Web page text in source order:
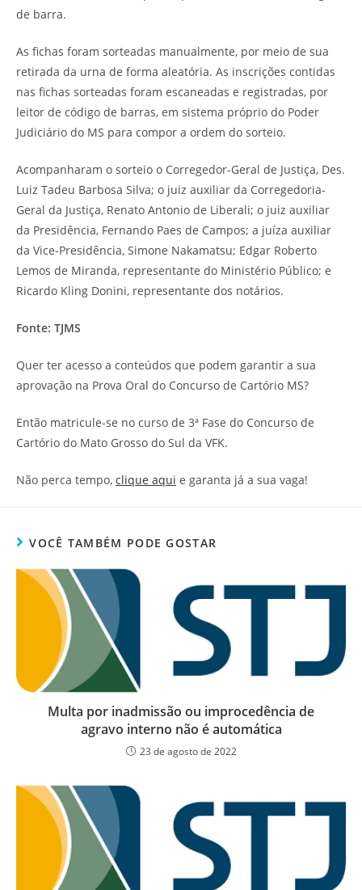
de barra.
As fichas foram sorteadas manualmente, por meio de sua
retirada da urna de forma aleatória. As inscrições contidas
nas fichas sorteadas foram escaneadas e registradas, por
leitor de código de barras, em sistema próprio do Poder
Judiciário do MS para compor a ordem do sorteio.
Acompanharam o sorteio o Corregedor-Geral de Justiça, Des.
Luiz Tadeu Barbosa Silva; o juiz auxiliar da Corregedoria-
Geral da Justiça, Renato Antonio de Liberali; o juiz auxiliar
da Presidência, Fernando Paes de Campos; a juíza auxiliar
da Vice-Presidência, Simone Nakamatsu; Edgar Roberto
Lemos de Miranda, representante do Ministério Público; e
Ricardo Kling Donini, representante dos notários.
Fonte: TJMS
Quer ter acesso a conteúdos que podem garantir a sua
aprovação na Prova Oral do Concurso de Cartório MS?
Então matricule-se no curso de 3ª Fase do Concurso de
Cartório do Mato Grosso do Sul da VFK.
Não perca tempo, clique aqui e garanta já a sua vaga!
VOCÊ TAMBÉM PODE GOSTAR
Multa por inadmissão ou improcedência de
agravo interno não é automática
23 de agosto de 2022